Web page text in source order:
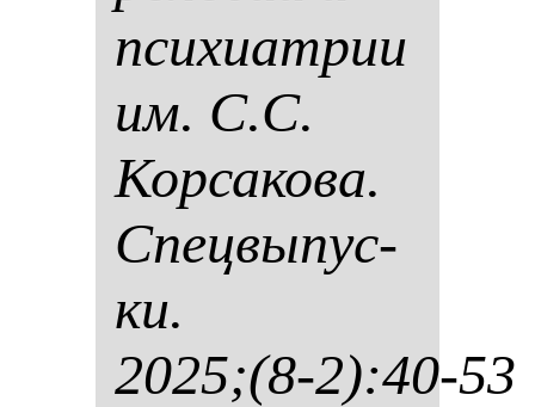
пси­хи­ат­рии
им. С.С.
Кор­са­ко­ва.
Спец­вы­пус­
ки.
2025;(8-2):40-53